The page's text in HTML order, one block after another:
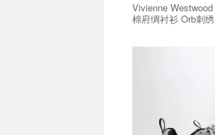
Vivienne Westwood Drunken 白色
棉府绸衬衫 Orb刺绣